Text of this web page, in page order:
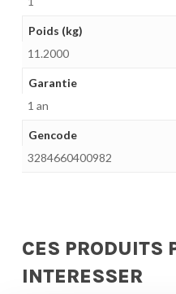
Poids (kg)
11.2000
Garantie
1 an
Gencode
3284660400982
CES PRODUITS
INTERESSER